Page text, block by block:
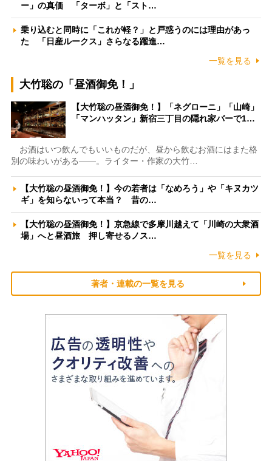
ー」の真価 「ターボ」と「スト…
乗り込むと同時に「これが軽？」と戸惑うのには理由があっ
た 「日産ルークス」さらなる躍進…
一覧を見る
大竹聡の「昼酒御免！」
【大竹聡の昼酒御免！】「ネグローニ」「山崎」
「マンハッタン」新宿三丁目の隠れ家バーで1…
お酒はいつ飲んでもいいものだが、昼から飲むお酒にはまた格
別の味わいがある――。ライター・作家の大竹…
【大竹聡の昼酒御免！】今の若者は「なめろう」や「キヌカツ
ギ」を知らないって本当？ 昔の…
【大竹聡の昼酒御免！】京急線で多摩川越えて「川崎の大衆酒
場」へと昼酒旅 押し寄せるノス…
一覧を見る
著者・連載の一覧を見る